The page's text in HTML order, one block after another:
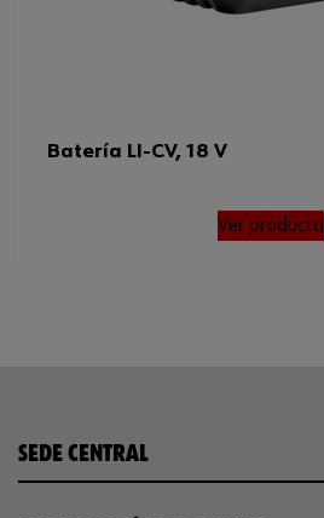
Batería LI-CV, 18 V
Ver producto
SEDE CENTRAL